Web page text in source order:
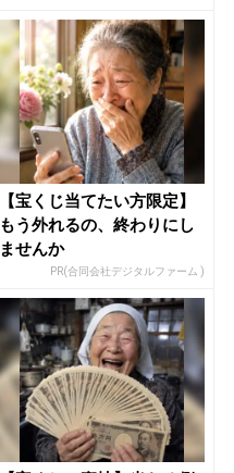
【宝くじ当てたい方限定】
もう外れるの、終わりにし
ませんか
PR(合同会社デジタルファーム )